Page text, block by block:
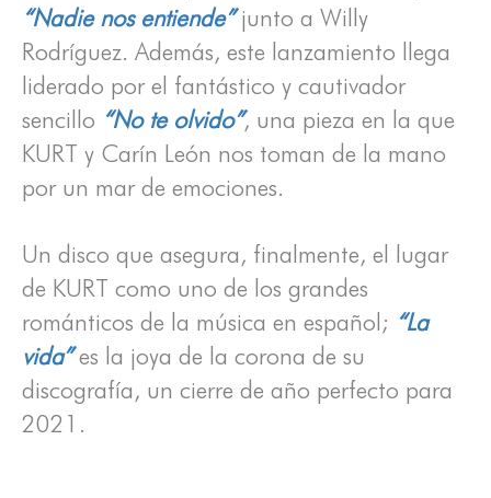
“Nadie nos entiende”junto a Willy
Rodríguez. Además, este lanzamiento llega
liderado por el fantástico y cautivador
sencillo “No te olvido”, una pieza en la que
KURT y Carín León nos toman de la mano
por un mar de emociones.
Un disco que asegura, finalmente, el lugar
de KURT como uno de los grandes
románticos de la música en español; “La
vida”es la joya de la corona de su
discografía, un cierre de año perfecto para
2021.